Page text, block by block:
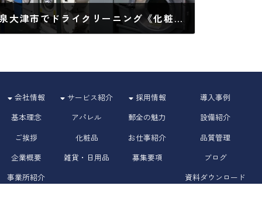
泉大津市でドライクリーニング《化粧品充填工場 大阪 関西で 化粧品・医薬部外品・医療機器の物流倉庫・EC物流 代行サービスのことなら》
会社情報
基本理念
ご挨拶
企業概要
事業所紹介
サービス紹介
アパレル
化粧品
雑貨・日用品
採用情報
郵全の魅力
お仕事紹介
募集要項
導入事例
設備紹介
品質管理
ブログ
資料ダウンロード